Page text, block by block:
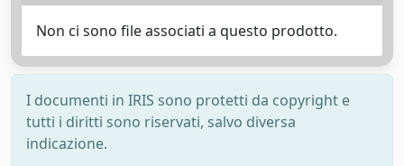
Non ci sono file associati a questo prodotto.
I documenti in IRIS sono protetti da copyright e
tutti i diritti sono riservati, salvo diversa
indicazione.